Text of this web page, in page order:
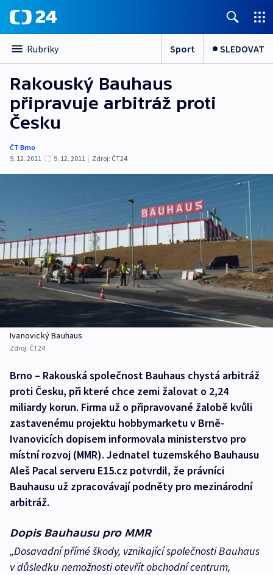
Rubriky Sport SLEDOVAT
Rakouský Bauhaus
připravuje arbitráž proti
Česku
ČT Brno
9. 12. 2011
9. 12. 2011 | Zdroj: ČT24
Ivanovický Bauhaus
Zdroj: ČT24
Brno – Rakouská společnost Bauhaus chystá arbitráž
proti Česku, při které chce zemi žalovat o 2,24
miliardy korun. Firma už o připravované žalobě kvůli
zastavenému projektu hobbymarketu v Brně-
Ivanovicích dopisem informovala ministerstvo pro
místní rozvoj (MMR). Jednatel tuzemského Bauhausu
Aleš Pacal serveru E15.cz potvrdil, že právníci
Bauhausu už zpracovávají podněty pro mezinárodní
arbitráž.
Dopis Bauhausu pro MMR
„Dosavadní přímé škody, vznikající společnosti Bauhaus
v důsledku nemožnosti otevřít obchodní centrum,